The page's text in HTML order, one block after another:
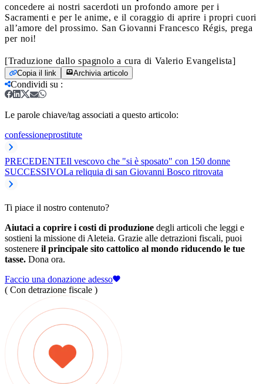
concedere ai nostri sacerdoti un profondo amore per i
Sacramenti e per le anime, e il coraggio di aprire i propri cuori
all’amore del prossimo. San Giovanni Francesco Régis, prega
per noi!
[Traduzione dallo spagnolo a cura di Valerio Evangelista]
Copia il link Archivia articolo
Condividi su :
Le parole chiave/tag associati a questo articolo:
confessioneprostitute
PRECEDENTEIl vescovo che "si è sposato" con 150 donne
SUCCESSIVOLa reliquia di san Giovanni Bosco ritrovata
Ti piace il nostro contenuto?
Aiutaci a coprire i costi di produzione degli articoli che leggi e
sostieni la missione di Aleteia. Grazie alle detrazioni fiscali, puoi
sostenere il principale sito cattolico al mondo riducendo le tue
tasse. Dona ora.
Faccio una donazione adesso
( Con detrazione fiscale )